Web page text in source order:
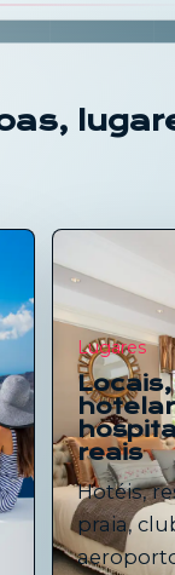
Lugares
reais
Hotéis,
praia,